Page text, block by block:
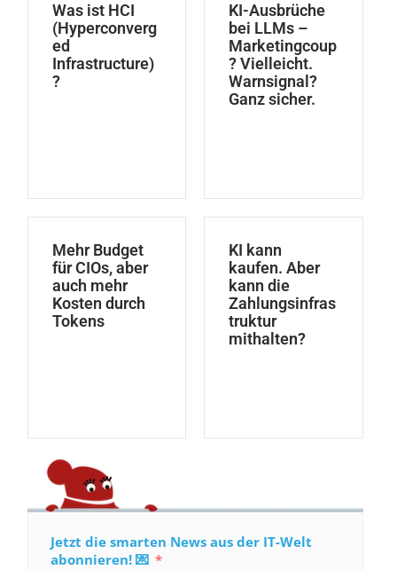
Was ist HCI
(Hyperconverg
ed
Infrastructure)
?
KI-Ausbrüche
bei LLMs –
Marketingcoup
? Vielleicht.
Warnsignal?
Ganz sicher.
Mehr Budget
für CIOs, aber
auch mehr
Kosten durch
Tokens
KI kann
kaufen. Aber
kann die
Zahlungsinfras
truktur
mithalten?
Jetzt die smarten News aus der IT-Welt
abonnieren! 💌